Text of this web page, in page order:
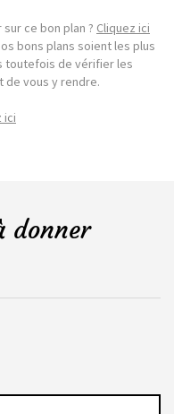
ce bon plan ? Cliquez ici
bons plans soient les plus
toutefois de vérifier les
de vous y rendre.
ici
donner